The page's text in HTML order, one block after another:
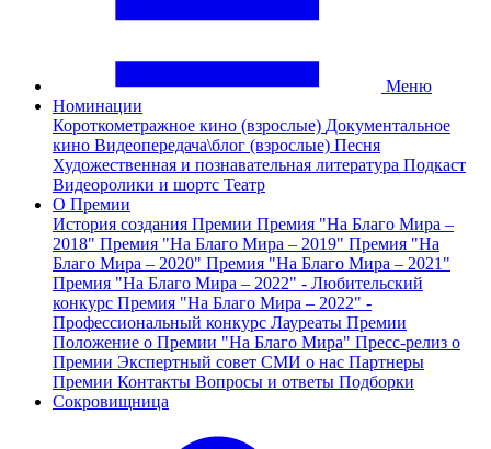
Меню
Номинации
Короткометражное кино (взрослые) Документальное
кино Видеопередача\блог (взрослые) Песня
Художественная и познавательная литература Подкаст
Видеоролики и шортс Театр
О Премии
История создания Премии Премия "На Благо Мира –
2018" Премия "На Благо Мира – 2019" Премия "На
Благо Мира – 2020" Премия "На Благо Мира – 2021"
Премия "На Благо Мира – 2022" - Любительский
конкурс Премия "На Благо Мира – 2022" -
Профессиональный конкурс Лауреаты Премии
Положение о Премии "На Благо Мира" Пресс-релиз о
Премии Экспертный совет СМИ о нас Партнеры
Премии Контакты Вопросы и ответы Подборки
Сокровищница